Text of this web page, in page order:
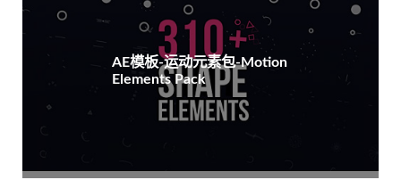
AE模板-运动元素包-Motion
Elements Pack